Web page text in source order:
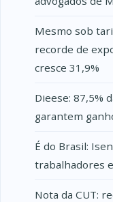
Mesmo sob
recorde de
cresce 31,9%
Dieese: 87,5%
garantem
É do Brasil:
trabalhadores
Nota da CUT: